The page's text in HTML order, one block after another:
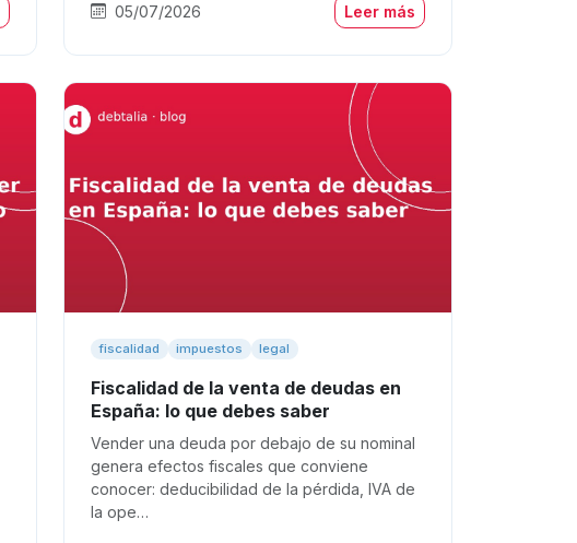
05/07/2026 Leer más
fiscalidad impuestos legal
Fiscalidad de la venta de deudas en
España: lo que debes saber
Vender una deuda por debajo de su nominal
genera efectos fiscales que conviene
conocer: deducibilidad de la pérdida, IVA de
la ope…